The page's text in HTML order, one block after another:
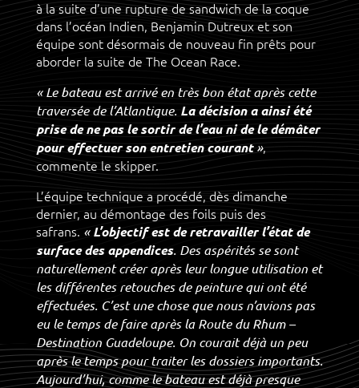
à la suite d’une rupture de sandwich de la coque
dans l’océan Indien, Benjamin Dutreux et son
équipe sont désormais de nouveau fin prêts pour
aborder la suite de The Ocean Race.
« Le bateau est arrivé en très bon état après cette
traversée de l’Atlantique. La décision a ainsi été
prise de ne pas le sortir de l’eau ni de le démâter
pour effectuer son entretien courant»,
commente le skipper.
L’équipe technique a procédé, dès dimanche
dernier, au démontage des foils puis des
safrans. «L’objectif est de retravailler l’état de
surface des appendices. Des aspérités se sont
naturellement créer après leur longue utilisation et
les différentes retouches de peinture qui ont été
effectuées. C’est une chose que nous n’avions pas
eu le temps de faire après la Route du Rhum –
Destination Guadeloupe. On courait déjà un peu
après le temps pour traiter les dossiers importants.
Aujourd’hui, comme le bateau est déjà presque